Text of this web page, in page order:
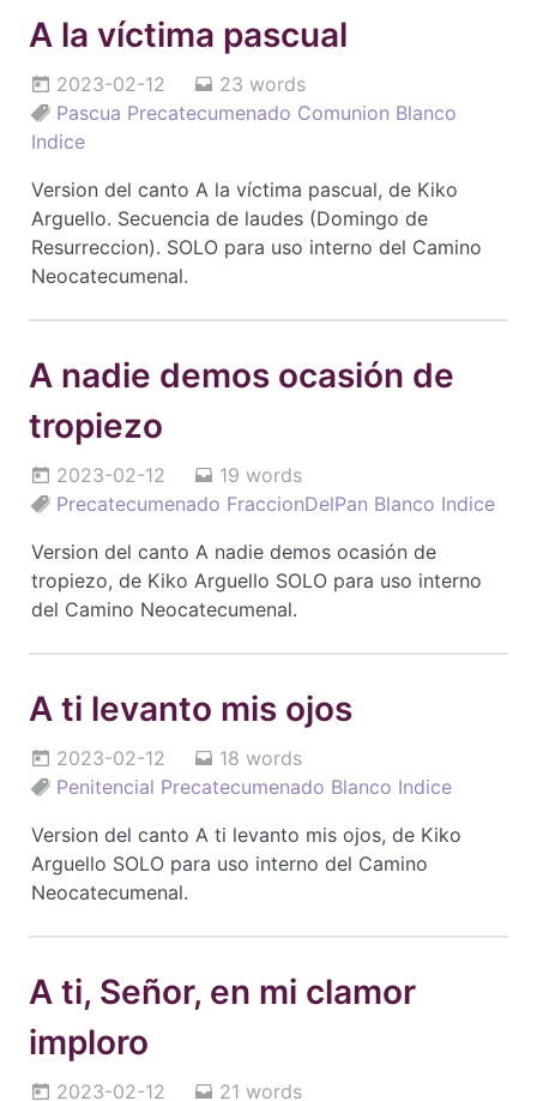
A la víctima pascual
2023-02-12
23 words
Pascua Precatecumenado Comunion Blanco
Indice
Version del canto A la víctima pascual, de Kiko
Arguello. Secuencia de laudes (Domingo de
Resurreccion). SOLO para uso interno del Camino
Neocatecumenal.
A nadie demos ocasión de
tropiezo
2023-02-12
19 words
Precatecumenado FraccionDelPan Blanco Indice
Version del canto A nadie demos ocasión de
tropiezo, de Kiko Arguello SOLO para uso interno
del Camino Neocatecumenal.
A ti levanto mis ojos
2023-02-12
18 words
Penitencial Precatecumenado Blanco Indice
Version del canto A ti levanto mis ojos, de Kiko
Arguello SOLO para uso interno del Camino
Neocatecumenal.
A ti, Señor, en mi clamor
imploro
2023-02-12 21 words